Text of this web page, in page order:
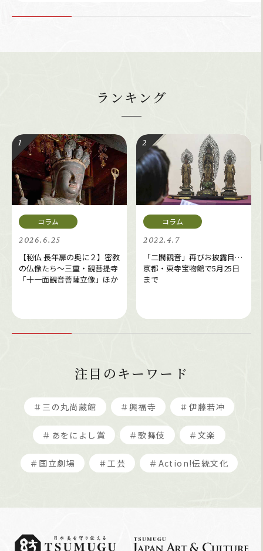
ランキング
2026.6.25
【秘仏 長年扉の奥に２】密教
の仏像たち～三重・観菩提寺
「十一面観音菩薩立像」ほか
2022.4.7
「二間観音」再びお披露目…
京都・東寺宝物館で5月25日
まで
注目のキーワード
＃三の丸尚蔵館 ＃興福寺 ＃伊藤若冲
＃あをによし賞 ＃歌舞伎 ＃文楽
＃国立劇場 ＃工芸 ＃Action!伝統文化